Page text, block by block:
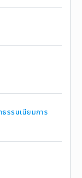
ธรรมเนียมการ